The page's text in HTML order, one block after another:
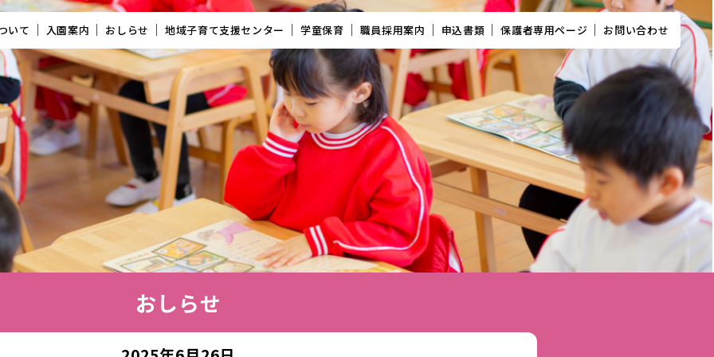
いて 入園案内 おしらせ 地域子育て支援センター 学童保育 職員採用案内 申込書類 保護者専用ページ お問い合わせ
おしらせ